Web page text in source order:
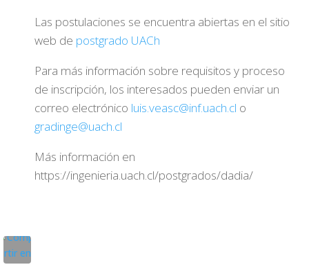
Las postulaciones se encuentra abiertas en el sitio
web de postgrado UACh
Para más información sobre requisitos y proceso
de inscripción, los interesados pueden enviar un
correo electrónico luis.veasc@inf.uach.cl o
gradinge@uach.cl
Más información en
https://ingenieria.uach.cl/postgrados/dadia/